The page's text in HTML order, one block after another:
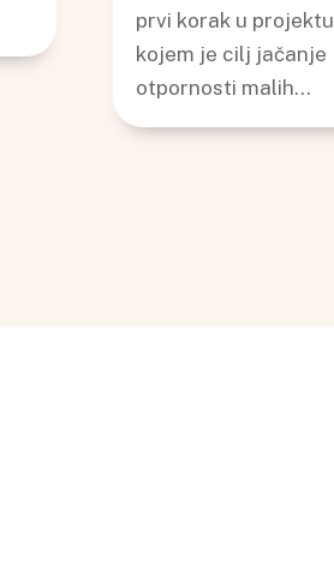
prvi korak u projektu
kojem je cilj jačanje
otpornosti malih...